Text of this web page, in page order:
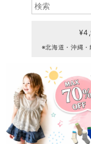
※北海道・沖縄